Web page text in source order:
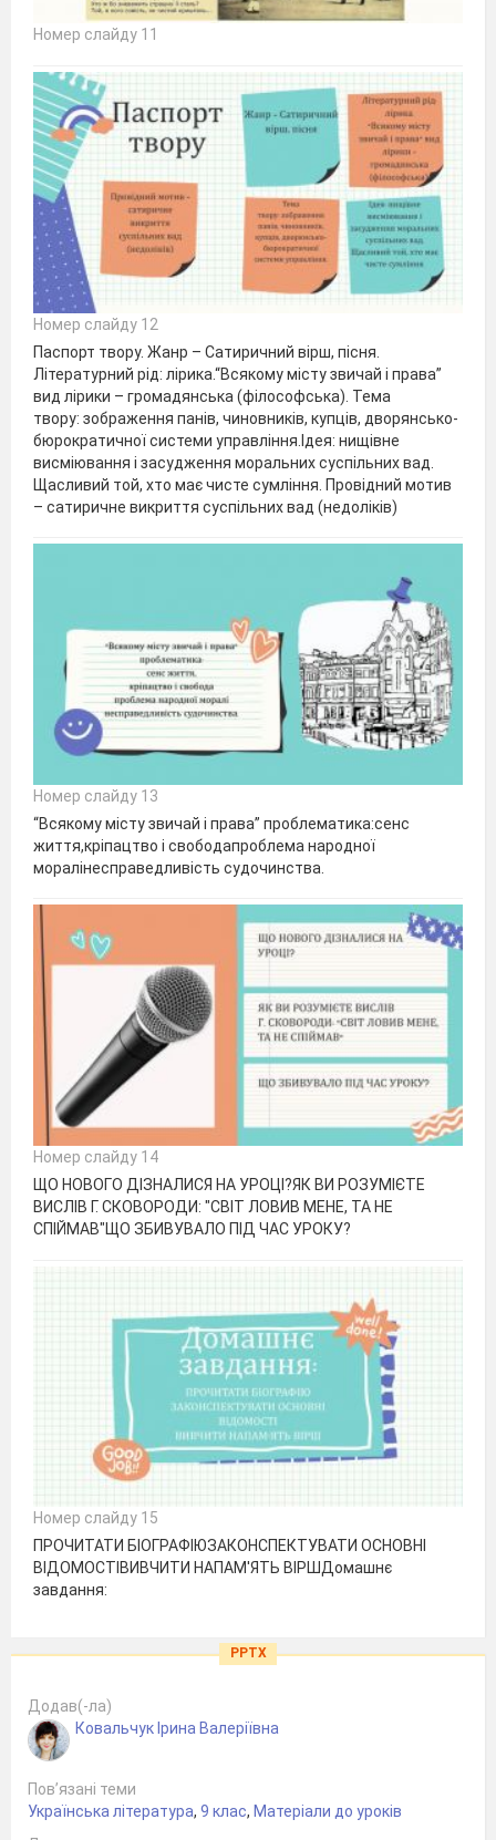
Номер слайду 11
Номер слайду 12
Паспорт твору. Жанр – Сатиричний вірш, пісня.
Літературний рід: лірика.“Всякому місту звичай і права”
вид лірики – громадянська (філософська). Тема
твору: зображення панів, чиновників, купців, дворянсько-
бюрократичної системи управління.Ідея: нищівне
висміювання і засудження моральних суспільних вад.
Щасливий той, хто має чисте сумління. Провідний мотив
– сатиричне викриття суспільних вад (недоліків)
Номер слайду 13
“Всякому місту звичай і права” проблематика:сенс
життя,кріпацтво і свободапроблема народної
моралінесправедливість судочинства.
Номер слайду 14
ЩО НОВОГО ДІЗНАЛИСЯ НА УРОЦІ?ЯК ВИ РОЗУМІЄТЕ
ВИСЛІВ Г. СКОВОРОДИ: "СВІТ ЛОВИВ МЕНЕ, ТА НЕ
СПІЙМАВ"ЩО ЗБИВУВАЛО ПІД ЧАС УРОКУ?
Номер слайду 15
ПРОЧИТАТИ БІОГРАФІЮЗАКОНСПЕКТУВАТИ ОСНОВНІ
ВІДОМОСТІВИВЧИТИ НАПАМ'ЯТЬ ВІРШДомашнє
завдання:
PPTX
Додав(-ла)
Ковальчук Ірина Валеріївна
Пов’язані теми
Українська література, 9 клас, Матеріали до уроків